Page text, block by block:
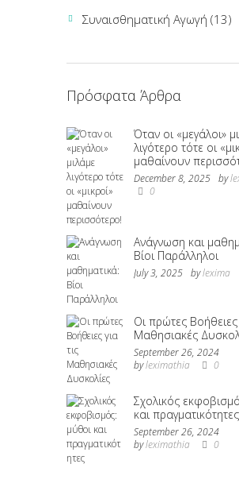
Συναισθηματική Αγωγή (13)
Πρόσφατα Άρθρα
Όταν οι «μεγάλοι»
λιγότερο τότε οι
μαθαίνουν
December 8, 2025 by
0
Ανάγνωση και
Βίοι Παράλληλοι
July 3, 2025 bylexima
Οι πρώτες Βοήθειες
Μαθησιακές
September 26, 2024
byleximathia 0
Σχολικός
και πραγματικότητες
September 26, 2024
byleximathia 0